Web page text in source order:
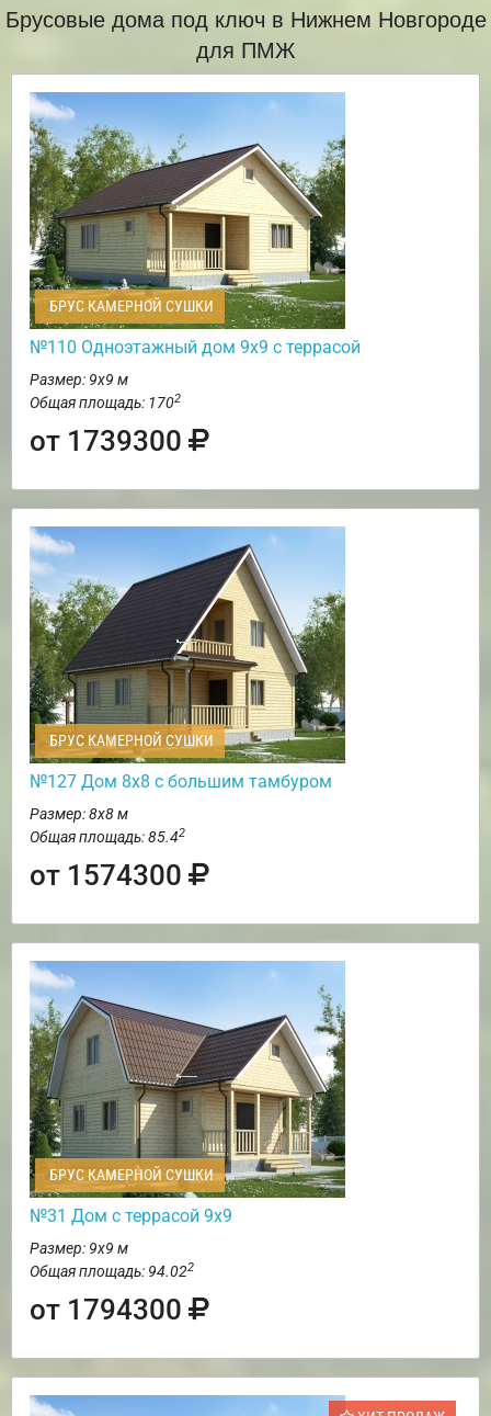
Брусовые дома под ключ в Нижнем Новгороде
для ПМЖ
БРУС КАМЕРНОЙ СУШКИ
№110 Одноэтажный дом 9х9 с террасой
Размер: 9х9 м
Общая площадь: 1702
от 1739300
БРУС КАМЕРНОЙ СУШКИ
№127 Дом 8х8 с большим тамбуром
Размер: 8х8 м
Общая площадь: 85.42
от 1574300
БРУС КАМЕРНОЙ СУШКИ
№31 Дом с террасой 9х9
Размер: 9х9 м
Общая площадь: 94.022
от 1794300